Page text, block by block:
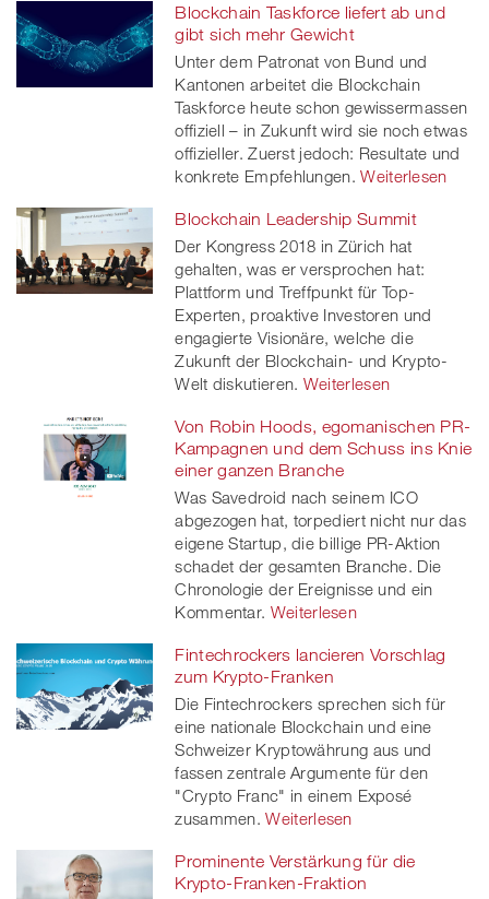
Blockchain Taskforce liefert ab und
gibt sich mehr Gewicht
Unter dem Patronat von Bund und
Kantonen arbeitet die Blockchain
Taskforce heute schon gewissermassen
offiziell – in Zukunft wird sie noch etwas
offizieller. Zuerst jedoch: Resultate und
konkrete Empfehlungen. Weiterlesen
Blockchain Leadership Summit
Der Kongress 2018 in Zürich hat
gehalten, was er versprochen hat:
Plattform und Treffpunkt für Top-
Experten, proaktive Investoren und
engagierte Visionäre, welche die
Zukunft der Blockchain- und Krypto-
Welt diskutieren. Weiterlesen
Von Robin Hoods, egomanischen PR-
Kampagnen und dem Schuss ins Knie
einer ganzen Branche
Was Savedroid nach seinem ICO
abgezogen hat, torpediert nicht nur das
eigene Startup, die billige PR-Aktion
schadet der gesamten Branche. Die
Chronologie der Ereignisse und ein
Kommentar. Weiterlesen
Fintechrockers lancieren Vorschlag
zum Krypto-Franken
Die Fintechrockers sprechen sich für
eine nationale Blockchain und eine
Schweizer Kryptowährung aus und
fassen zentrale Argumente für den
"Crypto Franc" in einem Exposé
zusammen. Weiterlesen
Prominente Verstärkung für die
Krypto-Franken-Fraktion